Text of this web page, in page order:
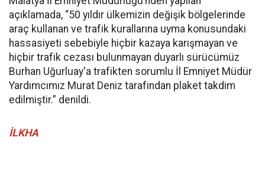
açıklamada, “50 yıldır ülkemizin değişik bölgelerinde
araç kullanan ve trafik kurallarına uyma konusundaki
hassasiyeti sebebiyle hiçbir kazaya karışmayan ve
hiçbir trafik cezası bulunmayan duyarlı sürücümüz
Burhan Uğurluay'a trafikten sorumlu İl Emniyet Müdür
Yardımcımız Murat Deniz tarafından plaket takdim
edilmiştir.” denildi.
İLKHA